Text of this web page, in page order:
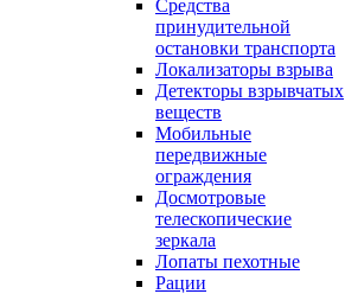
Средства
принудительной
остановки транспорта
Локализаторы взрыва
Детекторы взрывчатых
веществ
Мобильные
передвижные
ограждения
Досмотровые
телескопические
зеркала
Лопаты пехотные
Рации